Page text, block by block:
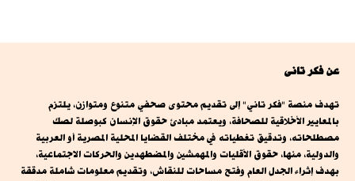
عن فكر تانى
تهدف منصة "فكر تاني" إلى تقديم محتوى صحفي متنوع ومتوازن، يلتزم
بالمعايير الأخلاقية للصحافة، ويعتمد مبادئ حقوق الإنسان كبوصلة لصك
مصطلحاته، وتدقيق تغطياته في مختلف القضايا المحلية المصرية أو العربية
والدولية، منها، حقوق الأقليات والمهمشين والمضطهدين والحركات الاجتماعية،
بهدف إثراء الجدل العام وفتح مساحات للنقاش، وتقديم معلومات شاملة مدققة